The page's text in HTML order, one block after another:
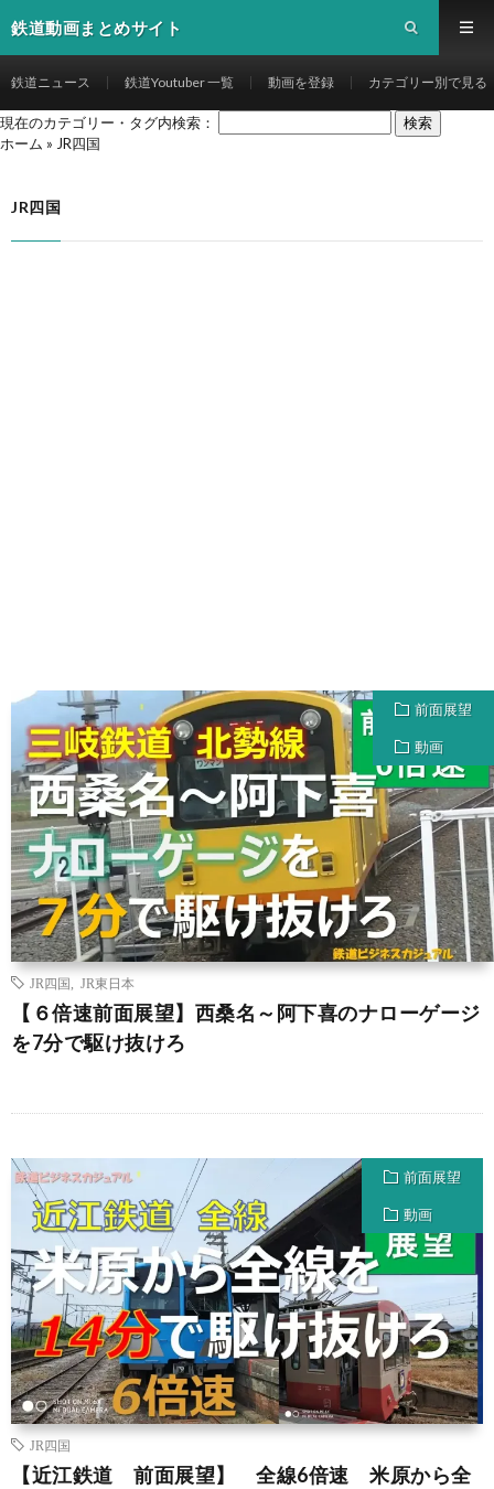
鉄道動画まとめサイト
鉄道ニュース 鉄道Youtuber 一覧 動画を登録 カテゴリー別で見る
現在のカテゴリー・タグ内検索：
ホーム » JR四国
JR四国
前面展望
動画
JR四国 JR東日本
【６倍速前面展望】西桑名～阿下喜のナローゲージ
を7分で駆け抜けろ
前面展望
動画
JR四国
【近江鉄道 前面展望】 全線6倍速 米原から全